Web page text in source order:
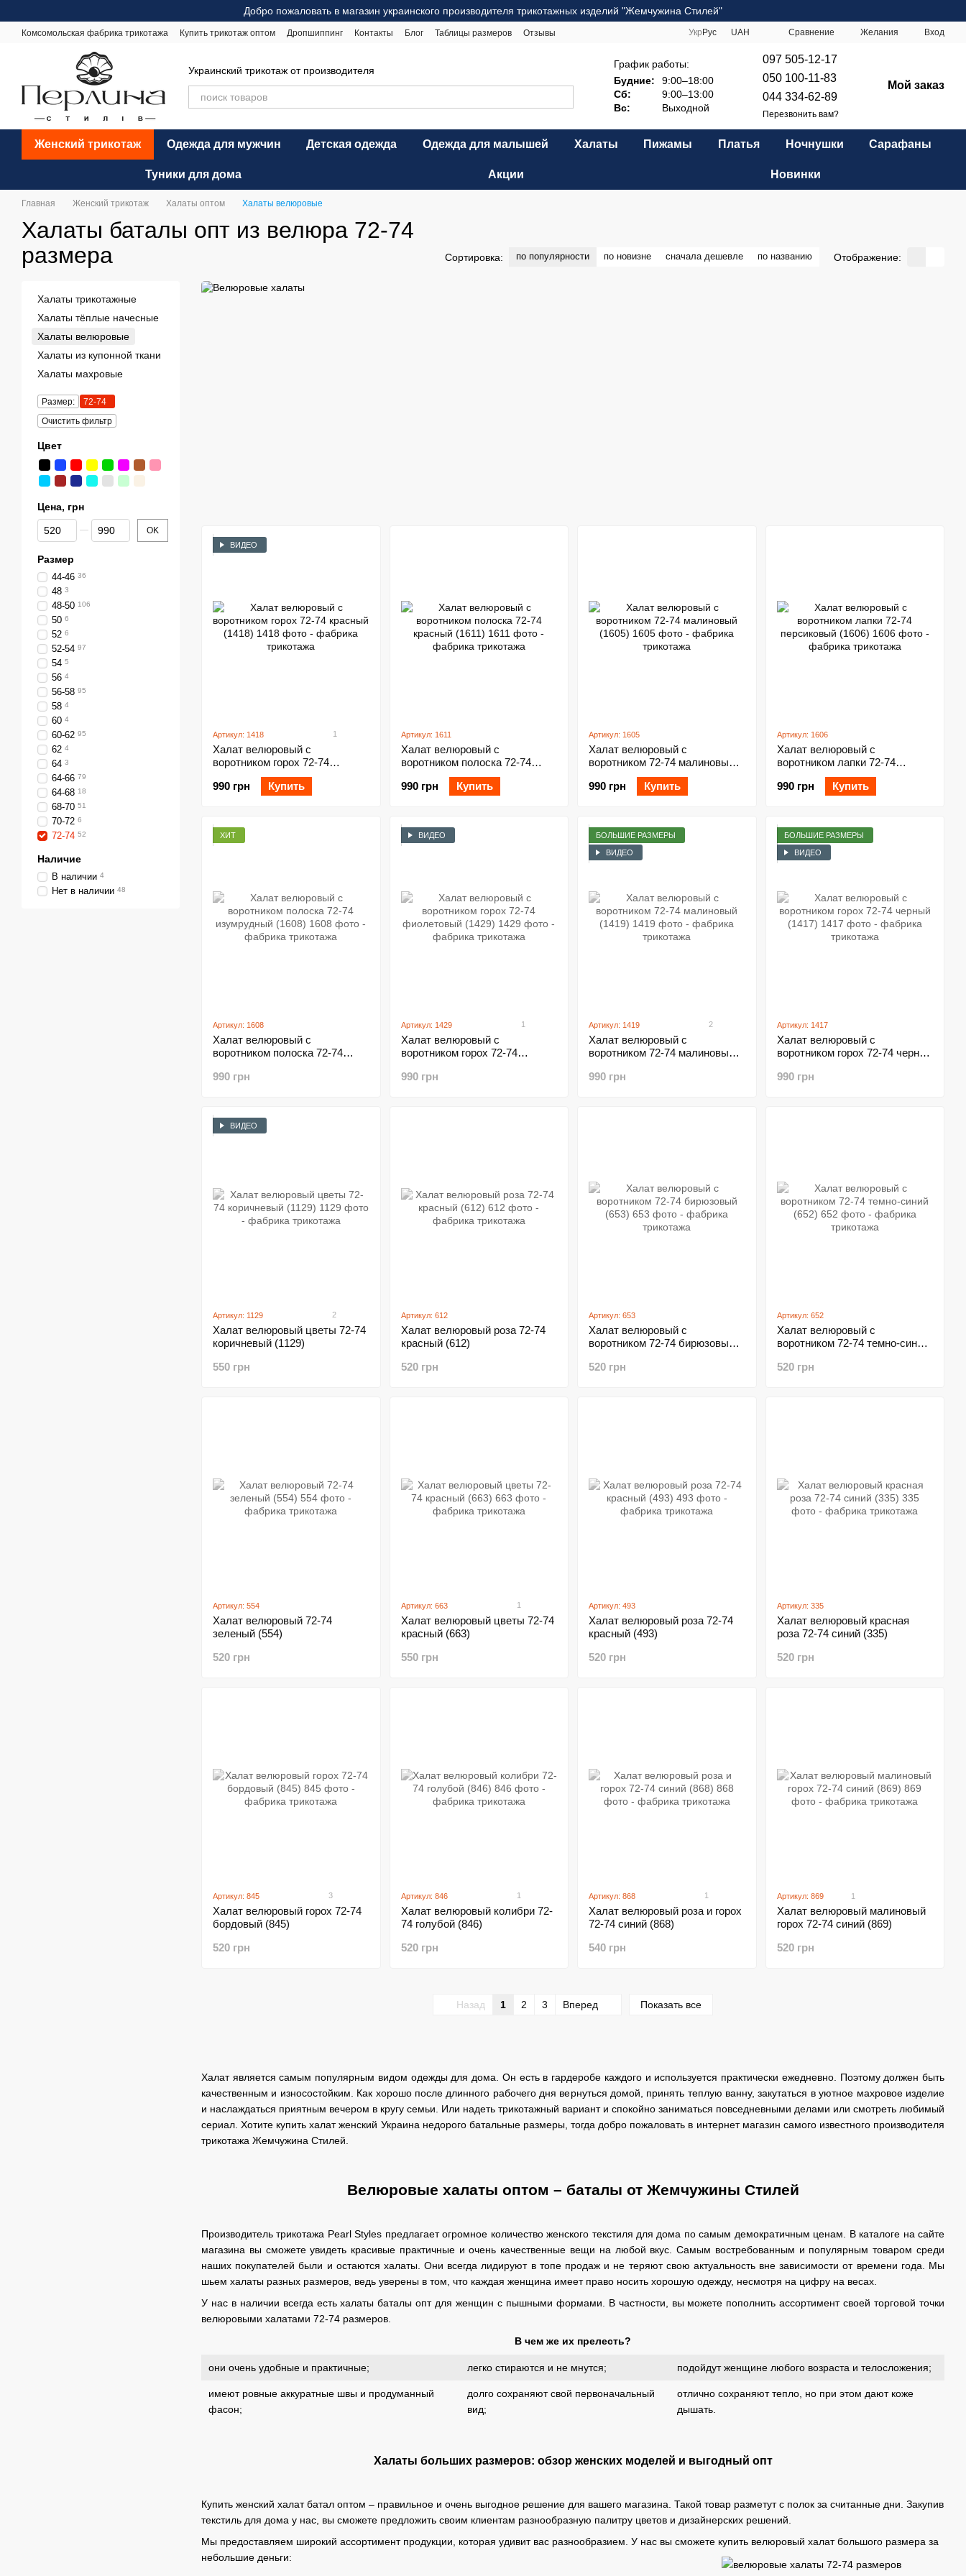
Добро пожаловать в магазин украинского производителя трикотажных изделий "Жемчужина Стилей"
Комсомольская фабрика трикотажа Купить трикотаж оптом Дропшиппинг Контакты Блог Таблицы размеров
Отзывы
Укр Рус UAH Сравнение Желания Вход
Украинский трикотаж от производителя
График работы:
Будние:
9:00–18:00
Сб:
9:00–13:00
Вс:
Выходной
097 505-12-17
050 100-11-83
044 334-62-89
Перезвонить вам?
Мой заказ
Женский трикотаж Одежда для мужчин Детская одежда Одежда для малышей Халаты Пижамы Платья Ночнушки Сарафаны
Туники для дома Акции Новинки
Главная Женский трикотаж Халаты оптом Халаты велюровые
Халаты баталы опт из велюра 72-74
размера
Сортировка: по популярности по новизне сначала дешевле по названию Отображение:
Халат является самым популярным видом одежды для дома. Он есть в гардеробе каждого и используется практически ежедневно. Поэтому должен быть
качественным и износостойким. Как хорошо после длинного рабочего дня вернуться домой, принять теплую ванну, закутаться в уютное махровое изделие
и наслаждаться приятным вечером в кругу семьи. Или надеть трикотажный вариант и спокойно заниматься повседневными делами или смотреть любимый
сериал. Хотите купить халат женский Украина недорого батальные размеры, тогда добро пожаловать в интернет магазин самого известного производителя
трикотажа Жемчужина Стилей.
Велюровые халаты оптом – баталы от Жемчужины Стилей
Производитель трикотажа Pearl Styles предлагает огромное количество женского текстиля для дома по самым демократичным ценам. В каталоге на сайте
магазина вы сможете увидеть красивые практичные и очень качественные вещи на любой вкус. Самым востребованным и популярным товаром среди
наших покупателей были и остаются халаты. Они всегда лидируют в топе продаж и не теряют свою актуальность вне зависимости от времени года. Мы
шьем халаты разных размеров, ведь уверены в том, что каждая женщина имеет право носить хорошую одежду, несмотря на цифру на весах.
У нас в наличии всегда есть халаты баталы опт для женщин с пышными формами. В частности, вы можете пополнить ассортимент своей торговой точки
велюровыми халатами 72-74 размеров.
В чем же их прелесть?
они очень удобные и практичные; легко стираются и не мнутся; подойдут женщине любого возраста и телосложения;
имеют ровные аккуратные швы и продуманный
фасон;
долго сохраняют свой первоначальный
вид;
отлично сохраняют тепло, но при этом дают коже
дышать.
Халаты больших размеров: обзор женских моделей и выгодный опт
Купить женский халат батал оптом – правильное и очень выгодное решение для вашего магазина. Такой товар разметут с полок за считанные дни. Закупив
текстиль для дома у нас, вы сможете предложить своим клиентам разнообразную палитру цветов и дизайнерских решений.
Мы предоставляем широкий ассортимент продукции, которая удивит вас разнообразием. У нас вы сможете купить велюровый халат большого размера за
небольшие деньги:
ВИДЕО
Артикул: 1418 1
Халат велюровый с
воротником горох 72-74
красный (1418)
990 грн
Купить
Артикул: 1611
Халат велюровый с
воротником полоска 72-74
красный (1611)
990 грн
Купить
Артикул: 1605
Халат велюровый с
воротником 72-74 малиновый
990 грн
Купить
Артикул: 1606
Халат велюровый с
воротником лапки 72-74
персиковый (1606)
990 грн
Купить
ХИТ
Артикул: 1608
Халат велюровый с
воротником полоска 72-74
990 грн
ВИДЕО
Артикул: 1429 1
Халат велюровый с
воротником горох 72-74
990 грн
БОЛЬШИЕ РАЗМЕРЫ
ВИДЕО
Артикул: 1419 2
Халат велюровый с
воротником 72-74 малиновый
990 грн
БОЛЬШИЕ РАЗМЕРЫ
ВИДЕО
Артикул: 1417
Халат велюровый с
воротником горох 72-74 черный
990 грн
ВИДЕО
Артикул: 1129 2
Халат велюровый цветы 72-74
коричневый (1129)
550 грн
Артикул: 612
Халат велюровый роза 72-74
красный (612)
520 грн
Артикул: 653
Халат велюровый с
воротником 72-74 бирюзовый
520 грн
Артикул: 652
Халат велюровый с
воротником 72-74 темно-синий
520 грн
Артикул: 554
Халат велюровый 72-74
зеленый (554)
520 грн
Артикул: 663 1
Халат велюровый цветы 72-74
красный (663)
550 грн
Артикул: 493
Халат велюровый роза 72-74
красный (493)
520 грн
Артикул: 335
Халат велюровый красная
роза 72-74 синий (335)
520 грн
Артикул: 845 3
Халат велюровый горох 72-74
бордовый (845)
520 грн
Артикул: 846 1
Халат велюровый колибри 72-
74 голубой (846)
520 грн
Артикул: 868 1
Халат велюровый роза и горох
72-74 синий (868)
540 грн
Артикул: 869 1
Халат велюровый малиновый
горох 72-74 синий (869)
520 грн
Назад 1 2 3 Вперед Показать все
Халаты трикотажные
Халаты тёплые начесные
Халаты велюровые
Халаты из купонной ткани
Халаты махровые
Размер:
72-74
Очистить фильтр
Цвет
Цена, грн
От Цена, грн
До Цена, грн OK
Размер
44-46 36
48 3
48-50 106
50 6
52 6
52-54 97
54 5
56 4
56-58 95
58 4
60 4
60-62 95
62 4
64 3
64-66 79
64-68 18
68-70 51
70-72 6
72-74 52
Наличие
В наличии 4
Нет в наличии 48